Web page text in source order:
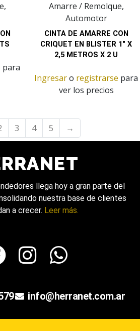
para
Amarre / Remolque,
Automotor
CINTA DE AMARRE CON
CRIQUET EN BLISTER 1″ X
2,5 METROS X 2 U
Ingresaro registrarse para
ver los precios
3 4 5 →
llega hoy a gran parte del
nuestra base de clientes
a crecer. Leer más.
info@herranet.com.ar